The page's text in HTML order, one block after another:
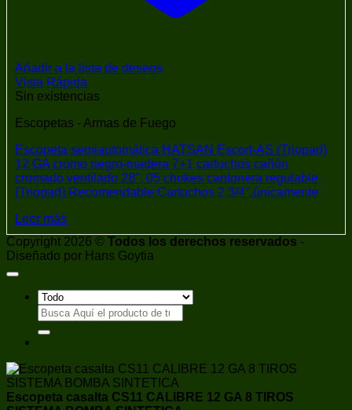
Añadir a la lista de deseos
Vista Rápida
Sin existencias
Escopetas - Armas de Fuego
Escopeta semiautomática HATSAN Escort-AS (Triopad)
12 GA cromo negro-madera 7+1 cartuchos cañón
cromado ventilado 28″, 05 chokes cantonera regulable
(Triopad) Recomendable:Cartuchos 2 3/4″,únicamente
Leer más
Copyright 2026 © Todos los derechos reservados -
Diseñado por Hans Goytia
Buscar
por:
Escopeta casalta CS11 CALIBRE 12 GA 8 TIROS